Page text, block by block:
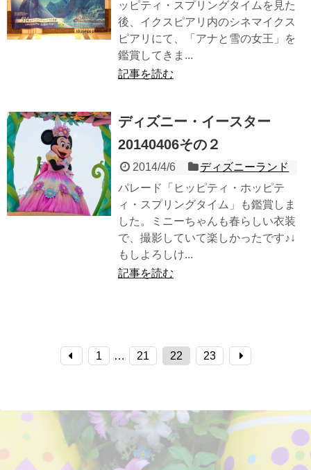
ッピティ・スプリングタイムを見た
後、イクスピアリ内のシネマイクス
ピアリにて、「アナと雪の女王」を
鑑賞してきま...
記事を読む
ディズニー・イースター
20140406その２
2014/4/6
ディズニーランド
パレード「ヒッピティ・ホッピテ
ィ・スプリングタイム」も鑑賞しま
した。ミニーちゃんも春らしい衣装
で、撮影していて楽しかったです♪↓
もしよろしけ...
記事を読む
1 … 21 22 23